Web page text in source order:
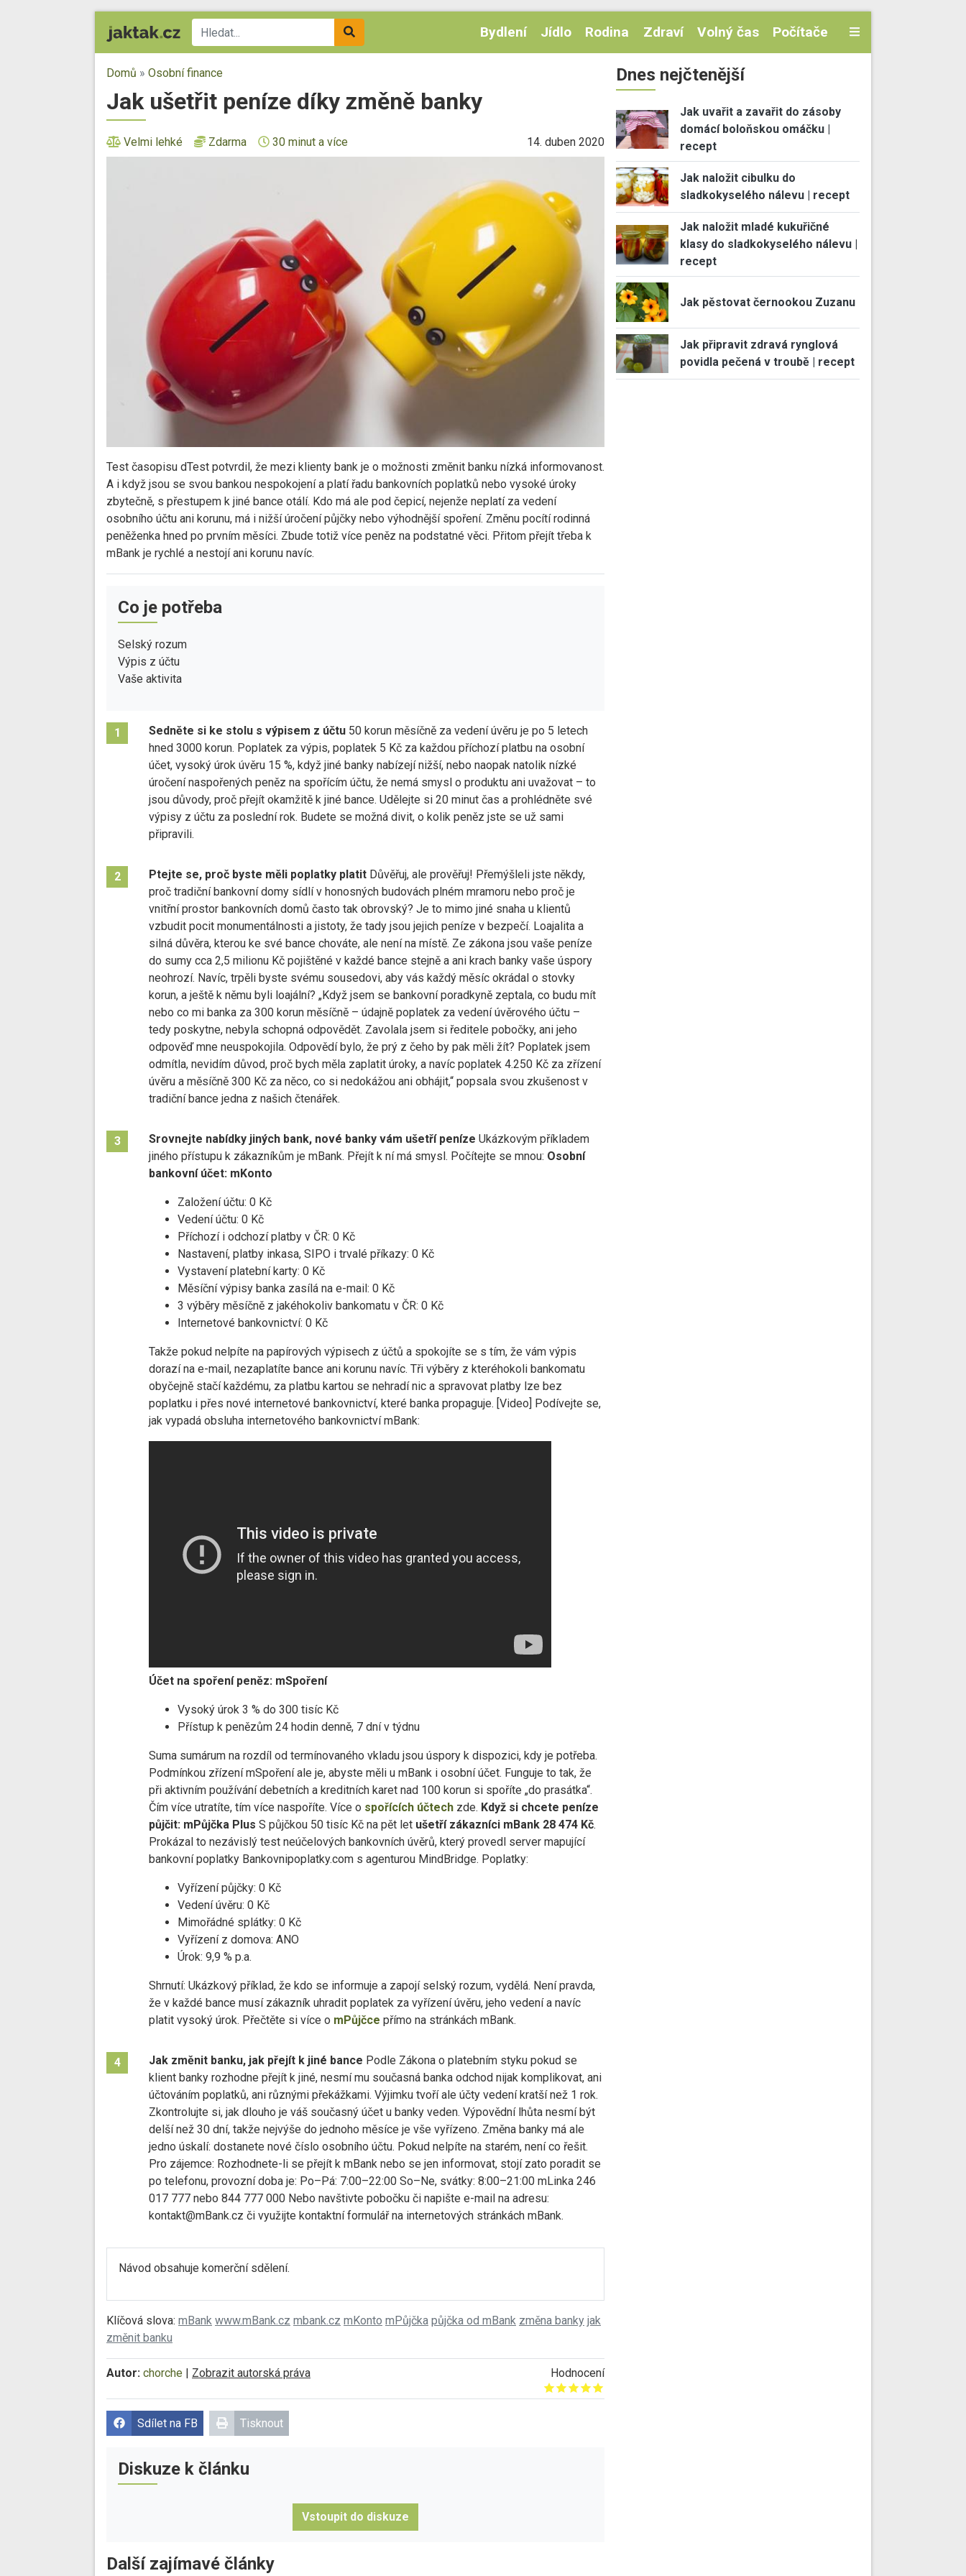
Bydlení Jídlo Rodina Zdraví Volný čas Počítače
Domů » Osobní finance
Jak ušetřit peníze díky změně banky
Velmi lehké Zdarma 30 minut a více 14. duben 2020
Test časopisu dTest potvrdil, že mezi klienty bank je o možnosti změnit banku nízká informovanost.
A i když jsou se svou bankou nespokojení a platí řadu bankovních poplatků nebo vysoké úroky
zbytečně, s přestupem k jiné bance otálí. Kdo má ale pod čepicí, nejenže neplatí za vedení
osobního účtu ani korunu, má i nižší úročení půjčky nebo výhodnější spoření. Změnu pocítí rodinná
peněženka hned po prvním měsíci. Zbude totiž více peněz na podstatné věci. Přitom přejít třeba k
mBank je rychlé a nestojí ani korunu navíc.
Co je potřeba
Selský rozum
Výpis z účtu
Vaše aktivita
1 Sedněte si ke stolu s výpisem z účtu 50 korun měsíčně za vedení úvěru je po 5 letech
hned 3000 korun. Poplatek za výpis, poplatek 5 Kč za každou příchozí platbu na osobní
účet, vysoký úrok úvěru 15 %, když jiné banky nabízejí nižší, nebo naopak natolik nízké
úročení naspořených peněz na spořícím účtu, že nemá smysl o produktu ani uvažovat – to
jsou důvody, proč přejít okamžitě k jiné bance. Udělejte si 20 minut čas a prohlédněte své
výpisy z účtu za poslední rok. Budete se možná divit, o kolik peněz jste se už sami
připravili.
2 Ptejte se, proč byste měli poplatky platit Důvěřuj, ale prověřuj! Přemýšleli jste někdy,
proč tradiční bankovní domy sídlí v honosných budovách plném mramoru nebo proč je
vnitřní prostor bankovních domů často tak obrovský? Je to mimo jiné snaha u klientů
vzbudit pocit monumentálnosti a jistoty, že tady jsou jejich peníze v bezpečí. Loajalita a
silná důvěra, kterou ke své bance chováte, ale není na místě. Ze zákona jsou vaše peníze
do sumy cca 2,5 milionu Kč pojištěné v každé bance stejně a ani krach banky vaše úspory
neohrozí. Navíc, trpěli byste svému sousedovi, aby vás každý měsíc okrádal o stovky
korun, a ještě k němu byli loajální? „Když jsem se bankovní poradkyně zeptala, co budu mít
nebo co mi banka za 300 korun měsíčně – údajně poplatek za vedení úvěrového účtu –
tedy poskytne, nebyla schopná odpovědět. Zavolala jsem si ředitele pobočky, ani jeho
odpověď mne neuspokojila. Odpovědí bylo, že prý z čeho by pak měli žít? Poplatek jsem
odmítla, nevidím důvod, proč bych měla zaplatit úroky, a navíc poplatek 4.250 Kč za zřízení
úvěru a měsíčně 300 Kč za něco, co si nedokážou ani obhájit,“ popsala svou zkušenost v
tradiční bance jedna z našich čtenářek.
3 Srovnejte nabídky jiných bank, nové banky vám ušetří peníze Ukázkovým příkladem
jiného přístupu k zákazníkům je mBank. Přejít k ní má smysl. Počítejte se mnou: Osobní
bankovní účet: mKonto
Založení účtu: 0 Kč
Vedení účtu: 0 Kč
Příchozí i odchozí platby v ČR: 0 Kč
Nastavení, platby inkasa, SIPO i trvalé příkazy: 0 Kč
Vystavení platební karty: 0 Kč
Měsíční výpisy banka zasílá na e-mail: 0 Kč
3 výběry měsíčně z jakéhokoliv bankomatu v ČR: 0 Kč
Internetové bankovnictví: 0 Kč
Takže pokud nelpíte na papírových výpisech z účtů a spokojíte se s tím, že vám výpis
dorazí na e-mail, nezaplatíte bance ani korunu navíc. Tři výběry z kteréhokoli bankomatu
obyčejně stačí každému, za platbu kartou se nehradí nic a spravovat platby lze bez
poplatku i přes nové internetové bankovnictví, které banka propaguje. [Video] Podívejte se,
jak vypadá obsluha internetového bankovnictví mBank:
Účet na spoření peněz: mSpoření
Vysoký úrok 3 % do 300 tisíc Kč
Přístup k penězům 24 hodin denně, 7 dní v týdnu
Suma sumárum na rozdíl od termínovaného vkladu jsou úspory k dispozici, kdy je potřeba.
Podmínkou zřízení mSpoření ale je, abyste měli u mBank i osobní účet. Funguje to tak, že
při aktivním používání debetních a kreditních karet nad 100 korun si spoříte „do prasátka“.
Čím více utratíte, tím více naspoříte. Více o spořících účtech zde. Když si chcete peníze
půjčit: mPůjčka Plus S půjčkou 50 tisíc Kč na pět let ušetří zákazníci mBank 28 474 Kč.
Prokázal to nezávislý test neúčelových bankovních úvěrů, který provedl server mapující
bankovní poplatky Bankovnipoplatky.com s agenturou MindBridge. Poplatky:
Vyřízení půjčky: 0 Kč
Vedení úvěru: 0 Kč
Mimořádné splátky: 0 Kč
Vyřízení z domova: ANO
Úrok: 9,9 % p.a.
Shrnutí: Ukázkový příklad, že kdo se informuje a zapojí selský rozum, vydělá. Není pravda,
že v každé bance musí zákazník uhradit poplatek za vyřízení úvěru, jeho vedení a navíc
platit vysoký úrok. Přečtěte si více o mPůjčce přímo na stránkách mBank.
4 Jak změnit banku, jak přejít k jiné bance Podle Zákona o platebním styku pokud se
klient banky rozhodne přejít k jiné, nesmí mu současná banka odchod nijak komplikovat, ani
účtováním poplatků, ani různými překážkami. Výjimku tvoří ale účty vedení kratší než 1 rok.
Zkontrolujte si, jak dlouho je váš současný účet u banky veden. Výpovědní lhůta nesmí být
delší než 30 dní, takže nejvýše do jednoho měsíce je vše vyřízeno. Změna banky má ale
jedno úskalí: dostanete nové číslo osobního účtu. Pokud nelpíte na starém, není co řešit.
Pro zájemce: Rozhodnete-li se přejít k mBank nebo se jen informovat, stojí zato poradit se
po telefonu, provozní doba je: Po–Pá: 7:00–22:00 So–Ne, svátky: 8:00–21:00 mLinka 246
017 777 nebo 844 777 000 Nebo navštivte pobočku či napište e-mail na adresu:
kontakt@mBank.cz či využijte kontaktní formulář na internetových stránkách mBank.
Návod obsahuje komerční sdělení.
Klíčová slova: mBank www.mBank.cz mbank.cz mKonto mPůjčka půjčka od mBank změna banky jak
změnit banku
Autor: chorche Zobrazit autorská práva
Hodnocení
Give it 1/5
Give it 2/5
Give it 3/5
Give it 4/5
Give it 5/5
Sdílet na FB Tisknout
Diskuze k článku
Vstoupit do diskuze
Další zajímavé články
Dnes nejčtenější
Jak uvařit a zavařit do zásoby
domácí boloňskou omáčku |
recept
Jak naložit cibulku do
sladkokyselého nálevu | recept
Jak naložit mladé kukuřičné
klasy do sladkokyselého nálevu |
recept
Jak pěstovat černookou Zuzanu
Jak připravit zdravá rynglová
povidla pečená v troubě | recept